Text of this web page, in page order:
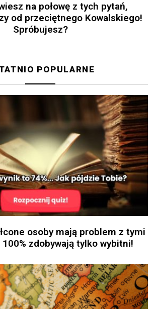
na połowę z tych pytań,
od przeciętnego Kowalskiego!
Spróbujesz?
POPULARNE
osoby mają problem z tymi
zdobywają tylko wybitni!